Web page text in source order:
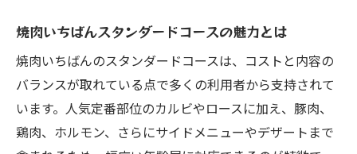
紹介
焼肉食べ放題のスタンダードで得する選び
方
焼肉の料金と品数を比較し選び方を考察
焼肉スタンダードコースの料金体系を詳し
焼肉いちばんスタンダードコースの魅力とは
焼肉いちばんのスタンダードコースは、コストと内容の
バランスが取れている点で多くの利用者から支持されて
います。人気定番部位のカルビやロースに加え、豚肉、
鶏肉、ホルモン、さらにサイドメニューやデザートまで